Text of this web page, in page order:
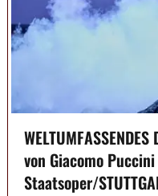
von Giacomo
Staatsoper/